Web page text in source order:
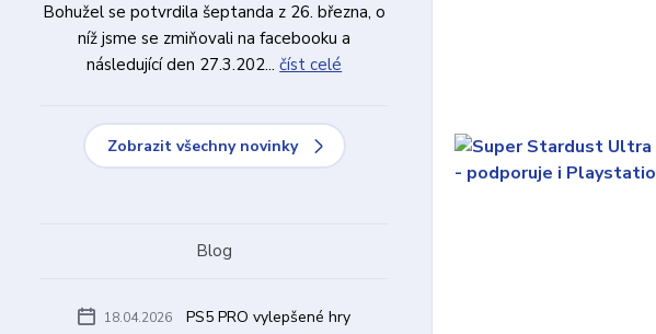
Bohužel se potvrdila šeptanda z 26. března, o
níž jsme se zmiňovali na facebooku a
následující den 27.3.202...číst celé
Zobrazit všechny novinky
Blog
18.04.2026 PS5 PRO vylepšené hry